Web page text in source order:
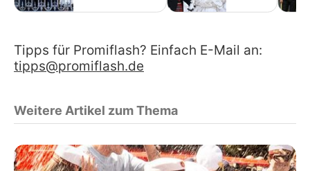
Tipps für Promiflash? Einfach E-Mail an:
tipps@promiflash.de
Weitere Artikel zum Thema